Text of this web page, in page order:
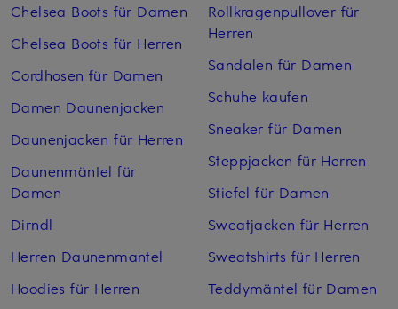
Chelsea Boots für Damen
Chelsea Boots für Herren
Cordhosen für Damen
Damen Daunenjacken
Daunenjacken für Herren
Daunenmäntel für
Damen
Dirndl
Herren Daunenmantel
Hoodies für Herren
Rollkragenpullover für
Herren
Sandalen für Damen
Schuhe kaufen
Sneaker für Damen
Steppjacken für Herren
Stiefel für Damen
Sweatjacken für Herren
Sweatshirts für Herren
Teddymäntel für Damen